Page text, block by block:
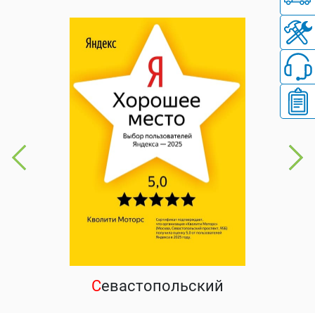
Севастопольский